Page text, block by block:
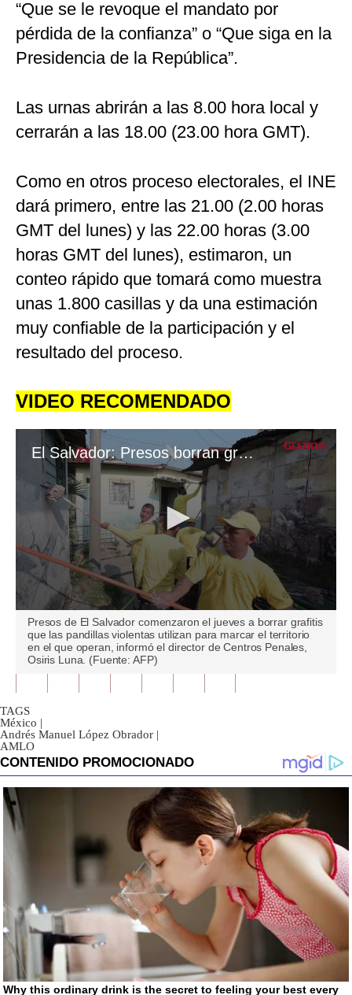
“Que se le revoque el mandato por
pérdida de la confianza” o “Que siga en la
Presidencia de la República”.
Las urnas abrirán a las 8.00 hora local y
cerrarán a las 18.00 (23.00 hora GMT).
Como en otros proceso electorales, el INE
dará primero, entre las 21.00 (2.00 horas
GMT del lunes) y las 22.00 horas (3.00
horas GMT del lunes), estimaron, un
conteo rápido que tomará como muestra
unas 1.800 casillas y da una estimación
muy confiable de la participación y el
resultado del proceso.
VIDEO RECOMENDADO
El Salvador: Presos borran grafitis que marcaban los territorios de las pandillas
seconds
minute,
30
seconds
Presos de El Salvador comenzaron el jueves a borrar grafitis
que las pandillas violentas utilizan para marcar el territorio
en el que operan, informó el director de Centros Penales,
Osiris Luna. (Fuente: AFP)
TAGS
México |
Andrés Manuel López Obrador |
AMLO